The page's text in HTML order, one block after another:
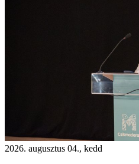
2026. augusztus 04., kedd